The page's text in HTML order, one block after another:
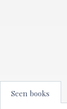
Seen books